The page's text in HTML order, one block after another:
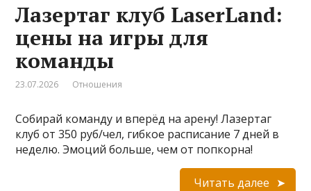
Лазертаг клуб LaserLand:
цены на игры для
команды
23.07.2026 Отношения
Собирай команду и вперёд на арену! Лазертаг
клуб от 350 руб/чел, гибкое расписание 7 дней в
неделю. Эмоций больше, чем от попкорна!
Читать далее